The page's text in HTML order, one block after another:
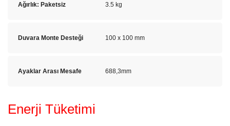
Ağırlık: Paketsiz 3.5 kg
Duvara Monte Desteği 100 x 100 mm
Ayaklar Arası Mesafe 688,3mm
Enerji Tüketimi